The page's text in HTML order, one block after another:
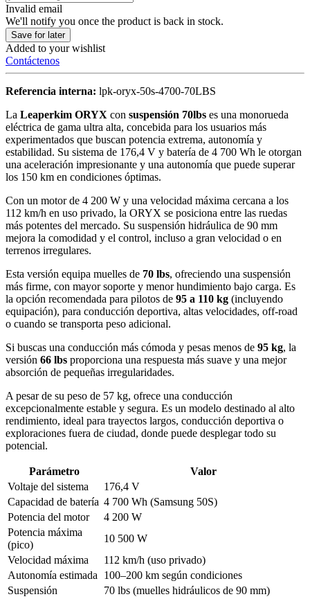
Invalid email
We'll notify you once the product is back in stock.
Save for later
Added to your wishlist
Contáctenos
Referencia interna: lpk-oryx-50s-4700-70LBS
La Leaperkim ORYX con suspensión 70lbs es una monorueda
eléctrica de gama ultra alta, concebida para los usuarios más
experimentados que buscan potencia extrema, autonomía y
estabilidad. Su sistema de 176,4 V y batería de 4 700 Wh le otorgan
una aceleración impresionante y una autonomía que puede superar
los 150 km en condiciones óptimas.
Con un motor de 4 200 W y una velocidad máxima cercana a los
112 km/h en uso privado, la ORYX se posiciona entre las ruedas
más potentes del mercado. Su suspensión hidráulica de 90 mm
mejora la comodidad y el control, incluso a gran velocidad o en
terrenos irregulares.
Esta versión equipa muelles de 70 lbs, ofreciendo una suspensión
más firme, con mayor soporte y menor hundimiento bajo carga. Es
la opción recomendada para pilotos de 95 a 110 kg (incluyendo
equipación), para conducción deportiva, altas velocidades, off-road
o cuando se transporta peso adicional.
Si buscas una conducción más cómoda y pesas menos de 95 kg, la
versión 66 lbs proporciona una respuesta más suave y una mejor
absorción de pequeñas irregularidades.
A pesar de su peso de 57 kg, ofrece una conducción
excepcionalmente estable y segura. Es un modelo destinado al alto
rendimiento, ideal para trayectos largos, conducción deportiva o
exploraciones fuera de ciudad, donde puede desplegar todo su
potencial.
Parámetro
Valor
Voltaje del sistema
176,4 V
Capacidad de batería 4 700 Wh (Samsung 50S)
Potencia del motor
4 200 W
Potencia máxima
(pico)
10 500 W
Velocidad máxima
112 km/h (uso privado)
Autonomía estimada 100–200 km según condiciones
Suspensión
70 lbs (muelles hidráulicos de 90 mm)